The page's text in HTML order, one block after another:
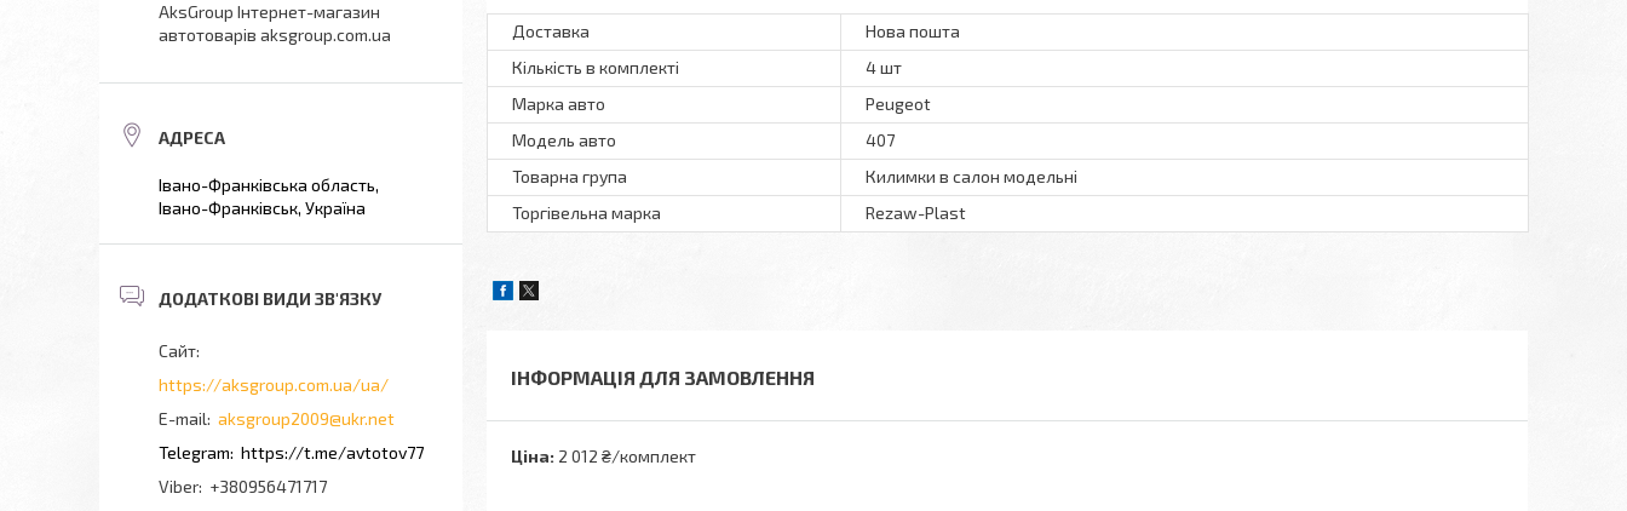
Доставка
Нова пошта
Кількість в комплекті
4 шт
Марка авто
Peugeot
Модель авто
407
Товарна група
Килимки в салон модельні
Торгівельна марка
Rezaw-Plast
ІНФОРМАЦІЯ ДЛЯ ЗАМОВЛЕННЯ
Ціна: 2 012 ₴/комплект
AksGroup Інтернет-магазин
автотоварів aksgroup.com.ua
Івано-Франківська область,
Івано-Франківськ, Україна
https://aksgroup.com.ua/ua/
aksgroup2009@ukr.net
https://t.me/avtotov77
+380956471717